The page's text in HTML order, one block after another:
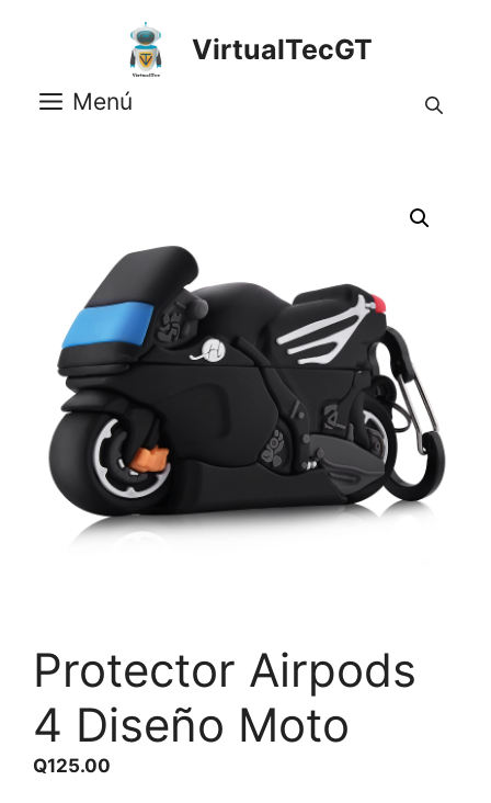
VirtualTecGT
Menú
Protector Airpods
4 Diseño Moto
Q125.00